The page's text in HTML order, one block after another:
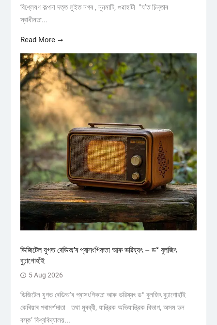
বিশ্লেষণ কল্পনা দত্ত লুইত নগৰ , নুনমাটি, গুৱাহাটী "য’ত চিন্তাৰ
স্বাধীনতা...
Read More
ডিজিটেল যুগত ৰেডিঅ’ৰ প্ৰাসংগিকতা আৰু ভৱিষ্যৎ – ড° বুলজিৎ
বুঢ়াগোহাঁই
5 Aug 2026
ডিজিটেল যুগত ৰেডিঅ'ৰ প্ৰাসংগিকতা আৰু ভৱিষ্যৎ ড° বুলজিৎ বুঢ়াগোহাঁই
কেৰিয়াৰ পৰামৰ্শদাতা তথা মুৰব্বী, যান্ত্রিক অভিযান্ত্রিক বিভাগ, অসম ডন
বস্ক’ বিশ্ববিদ্যালয়...